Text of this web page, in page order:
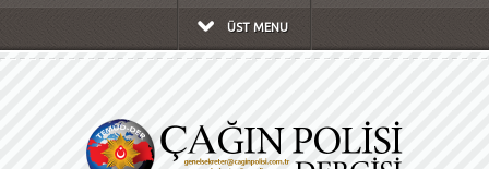
ÜST MENU